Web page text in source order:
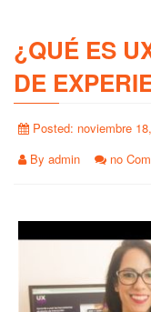
¿QUÉ ES
DE
Posted: noviembre
By admin no